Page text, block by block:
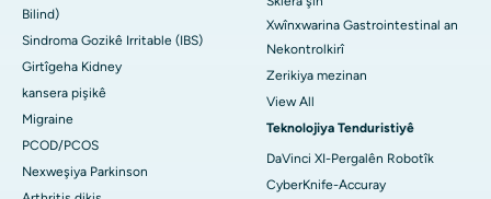
Bilind)
Sindroma Gozikê Irritable (IBS)
Girtîgeha Kidney
kansera pişikê
Migraine
PCOD/PCOS
Nexweşiya Parkinson
Xwînxwarina Gastrointestinal an
Nekontrolkirî
Zerikiya mezinan
View All
Teknolojiya Tenduristiyê
DaVinci XI-Pergalên Robotîk
CyberKnife-Accuray